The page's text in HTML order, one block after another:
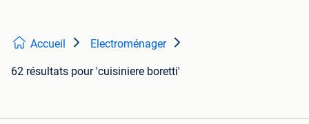
Accueil Electroménager
62 résultats pour 'cuisiniere boretti'